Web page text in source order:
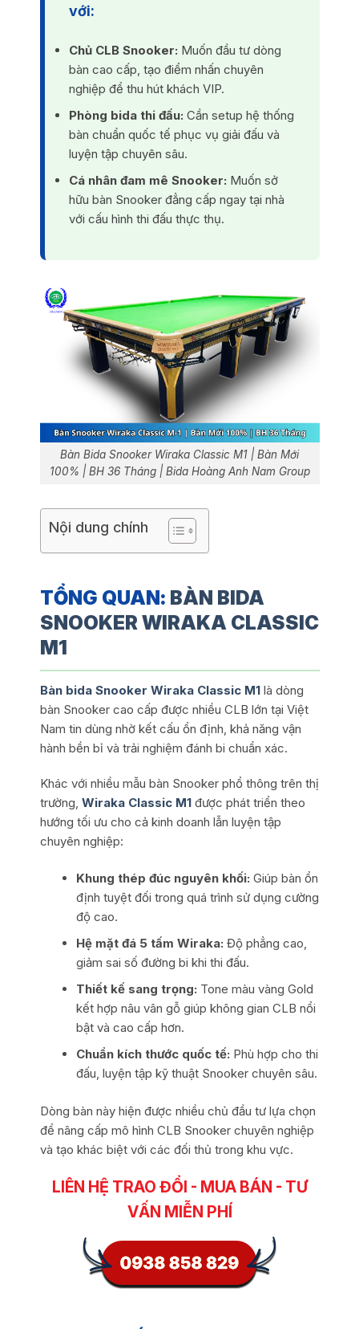
với:
Chủ CLB Snooker: Muốn đầu tư dòng
bàn cao cấp, tạo điểm nhấn chuyên
nghiệp để thu hút khách VIP.
Phòng bida thi đấu: Cần setup hệ thống
bàn chuẩn quốc tế phục vụ giải đấu và
luyện tập chuyên sâu.
Cá nhân đam mê Snooker: Muốn sở
hữu bàn Snooker đẳng cấp ngay tại nhà
với cấu hình thi đấu thực thụ.
Bàn Bida Snooker Wiraka Classic M1 | Bàn Mới
100% | BH 36 Tháng | Bida Hoàng Anh Nam Group
Nội dung chính
TỔNG QUAN: BÀN BIDA
SNOOKER WIRAKA CLASSIC
M1
Bàn bida Snooker Wiraka Classic M1là dòng
bàn Snooker cao cấp được nhiều CLB lớn tại Việt
Nam tin dùng nhờ kết cấu ổn định, khả năng vận
hành bền bỉ và trải nghiệm đánh bi chuẩn xác.
Khác với nhiều mẫu bàn Snooker phổ thông trên thị
trường, Wiraka Classic M1được phát triển theo
hướng tối ưu cho cả kinh doanh lẫn luyện tập
chuyên nghiệp:
Khung thép đúc nguyên khối: Giúp bàn ổn
định tuyệt đối trong quá trình sử dụng cường
độ cao.
Hệ mặt đá 5 tấm Wiraka: Độ phẳng cao,
giảm sai số đường bi khi thi đấu.
Thiết kế sang trọng: Tone màu vàng Gold
kết hợp nâu vân gỗ giúp không gian CLB nổi
bật và cao cấp hơn.
Chuẩn kích thước quốc tế: Phù hợp cho thi
đấu, luyện tập kỹ thuật Snooker chuyên sâu.
Dòng bàn này hiện được nhiều chủ đầu tư lựa chọn
để nâng cấp mô hình CLB Snooker chuyên nghiệp
và tạo khác biệt với các đối thủ trong khu vực.
LIÊN HỆ TRAO ĐỔI - MUA BÁN - TƯ
VẤN MIỄN PHÍ